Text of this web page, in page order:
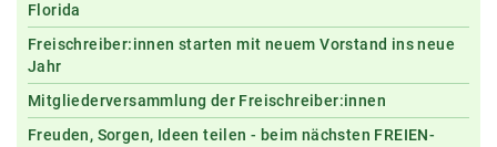
Florida
Freischreiber:innen starten mit neuem Vorstand ins neue
Jahr
Mitgliederversammlung der Freischreiber:innen
Freuden, Sorgen, Ideen teilen - beim nächsten FREIEN-